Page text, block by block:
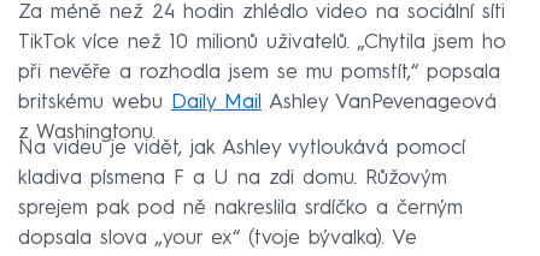
Za méně než 24 hodin zhlédlo video na sociální síti
TikTok více než 10 milionů uživatelů. „Chytila jsem ho
při nevěře a rozhodla jsem se mu pomstít,“ popsala
britskému webu
Daily Mail Ashley VanPevenageová
z Washingtonu.
Na videu je vidět, jak Ashley vytloukává pomocí
kladiva písmena F a U na zdi domu. Růžovým
sprejem pak pod ně nakreslila srdíčko a černým
dopsala slova „your ex“ (tvoje bývalka). Ve